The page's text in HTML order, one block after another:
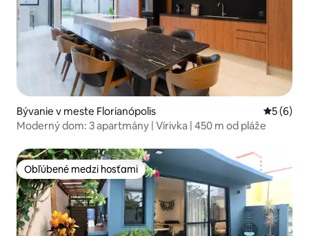
Bývanie v meste Florianópolis
5 (6)
Moderný dom: 3 apartmány | Vírivka | 450 m od pláže
Obľúbené medzi hosťami
Obľúbené medzi hosťami